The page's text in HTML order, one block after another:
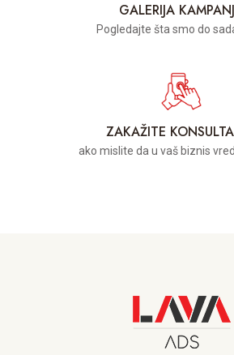
GALERIJA
Pogledajte šta smo do
ZAKAŽITE
ako mislite da u vaš biznis